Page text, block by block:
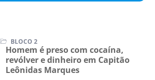
BLOCO 2
Homem é preso com cocaína,
revólver e dinheiro em Capitão
Leônidas Marques